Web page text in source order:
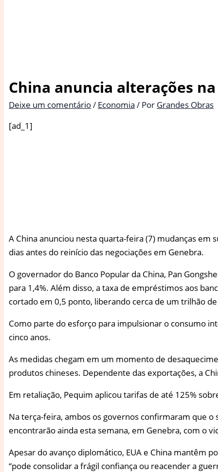
China anuncia alterações
Deixe um comentário/ Economia / Por Grandes Obras
[ad_1]
A China anunciou nesta quarta-feira (7) mudanças em
dias antes do reinício das negociações em Genebra.
O governador do Banco Popular da China, Pan
para 1,4%. Além disso, a taxa de empréstimos aos
cortado em 0,5 ponto, liberando cerca de um trilhão
Como parte do esforço para impulsionar o consumo
cinco anos.
As medidas chegam em um momento de
produtos chineses. Dependente das exportações, a
Em retaliação, Pequim aplicou tarifas de até 125%
Na terça-feira, ambos os governos confirmaram que
encontrarão ainda esta semana, em Genebra, com o
Apesar do avanço diplomático, EUA e China mantêm
“pode consolidar a frágil confiança ou reacender a